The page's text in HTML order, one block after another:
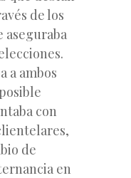
de los
aseguraba
a ambos
con
de
en